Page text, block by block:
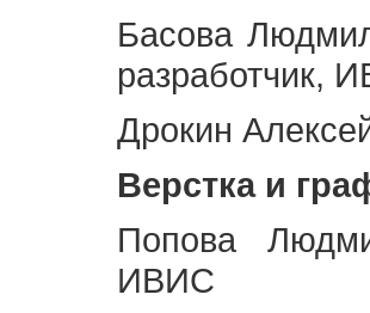
Басова
разработчик,
Дрокин
Верстка и
Попова
ИВИС